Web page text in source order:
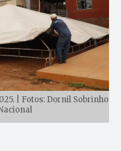
| Fotos: Dornil Sobrinho